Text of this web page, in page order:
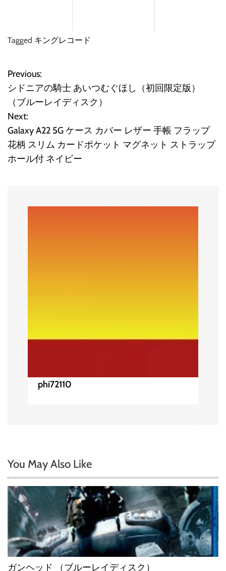
Tagged キングレコード
投
稿
ナ
ビ
ゲ
ー
シ
ョ
ン
Previous:
シドニアの騎士 あいつむぐほし（初回限定版）
（ブルーレイディスク）
Next:
Galaxy A22 5G ケース カバー レザー 手帳 フラップ
花柄 スリム カードポケット マグネット ストラップ
ホール付 ネイビー
phi72110
You May Also Like
ガンヘッド （ブルーレイディスク）